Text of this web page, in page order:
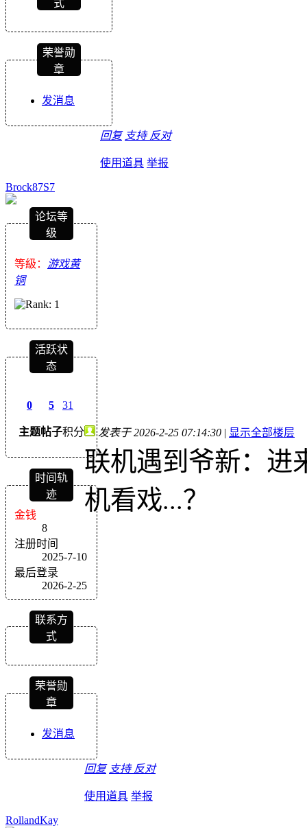
式
荣誉勋
章
发消息
回复 支持 反对
使用道具 举报
Brock87S7
论坛等
级
等級： 游戏黄
铜
活跃状
态
0
主题
5
帖子
31
积分
时间轨
迹
金钱
8
注册时间
2025-7-10
最后登录
2026-2-25
联系方
式
荣誉勋
章
发消息
发表于 2026-2-25 07:14:30 | 显示全部楼层
联机遇到爷新：进
机看戏...？
回复 支持 反对
使用道具 举报
RollandKay